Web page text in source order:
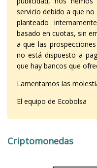
servicio debido a que
planteado
basado en cuotas, sin
a que las
no está dispuesto a
que hay bancos que
Lamentamos las
El equipo de Ecobolsa
Criptomonedas